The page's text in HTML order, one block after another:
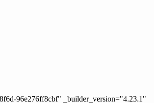
96e276ff8cbf" _builder_version="4.23.1"